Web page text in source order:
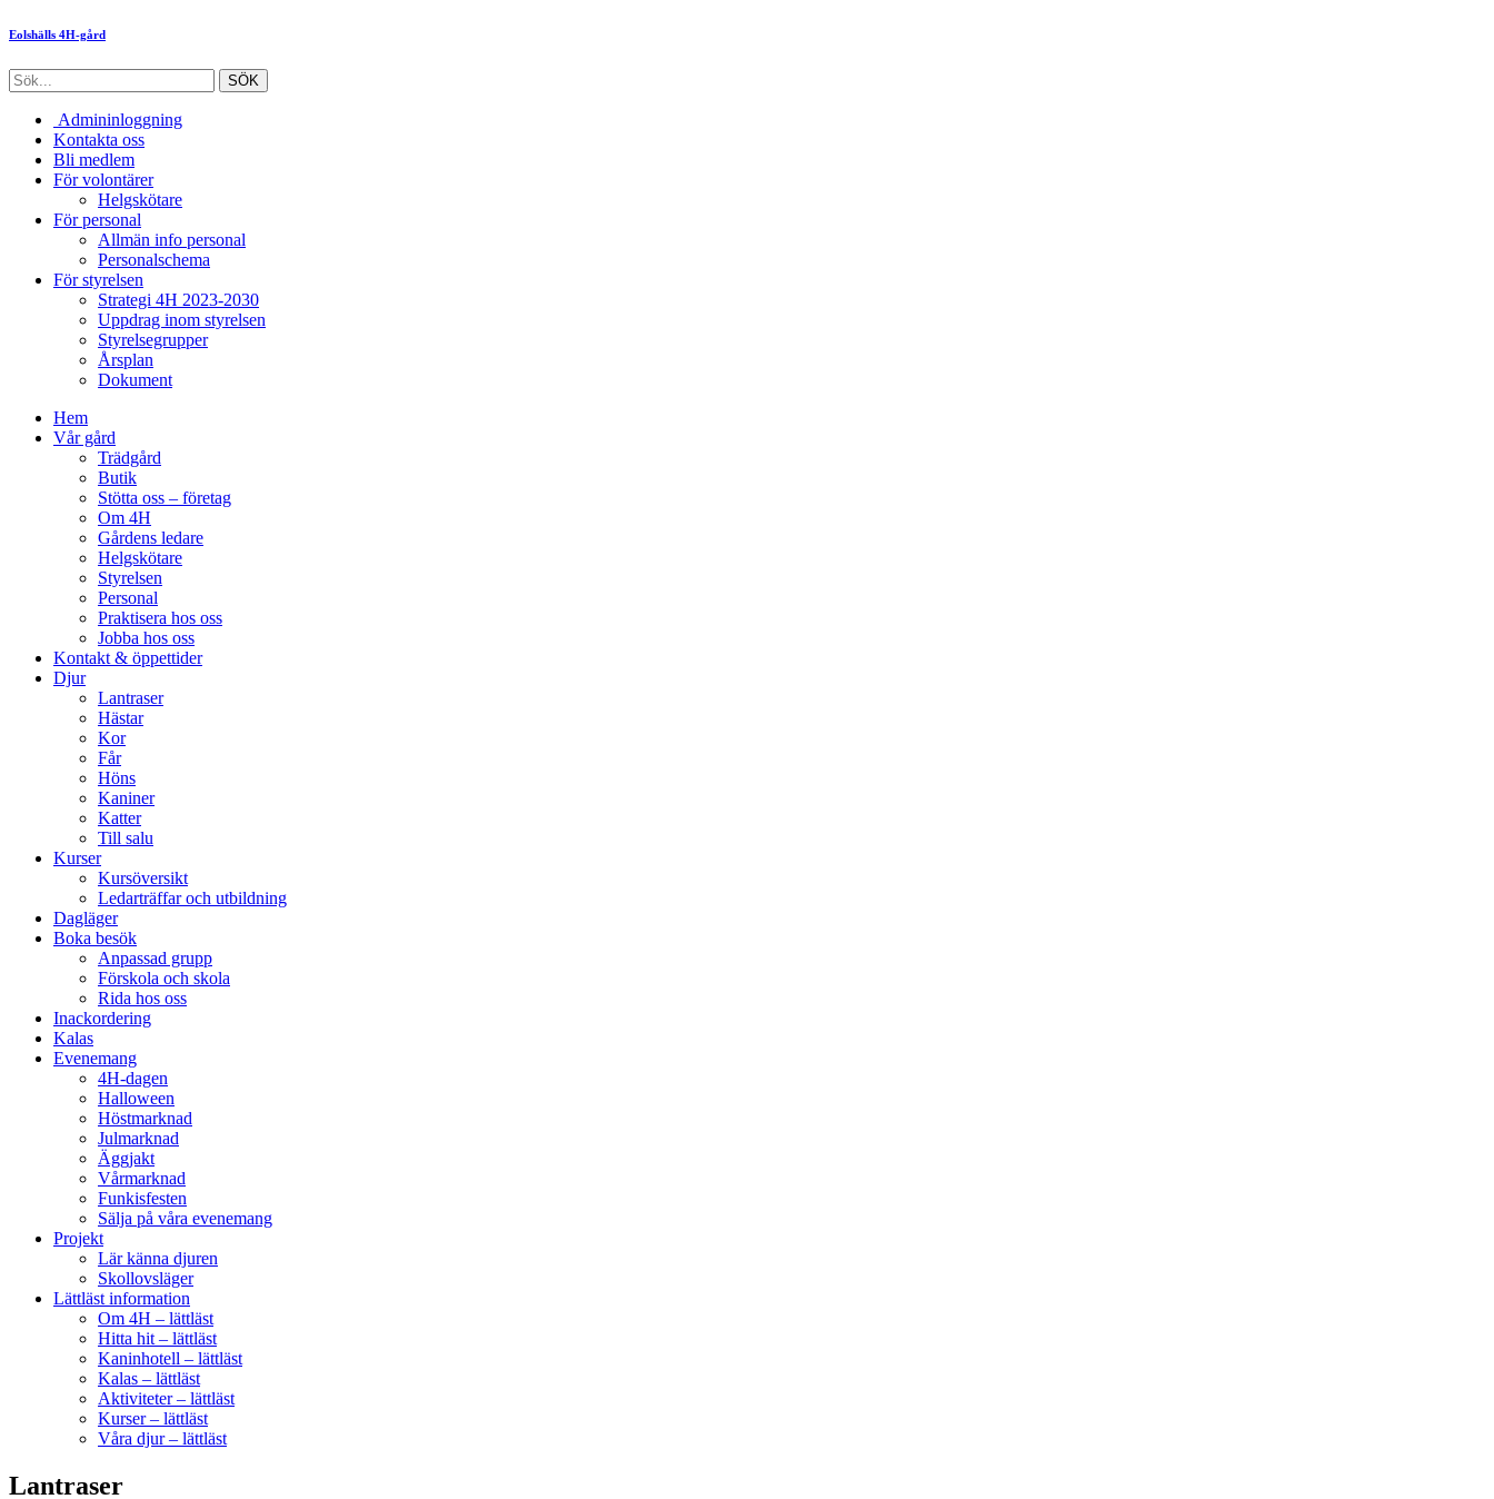
Eolshälls 4H-gård
Admininloggning
Kontakta oss
Bli medlem
För volontärer
Helgskötare
För personal
Allmän info personal
Personalschema
För styrelsen
Strategi 4H 2023-2030
Uppdrag inom styrelsen
Styrelsegrupper
Årsplan
Dokument
Hem
Vår gård
Trädgård
Butik
Stötta oss – företag
Om 4H
Gårdens ledare
Helgskötare
Styrelsen
Personal
Praktisera hos oss
Jobba hos oss
Kontakt & öppettider
Djur
Lantraser
Hästar
Kor
Får
Höns
Kaniner
Katter
Till salu
Kurser
Kursöversikt
Ledarträffar och utbildning
Dagläger
Boka besök
Anpassad grupp
Förskola och skola
Rida hos oss
Inackordering
Kalas
Evenemang
4H-dagen
Halloween
Höstmarknad
Julmarknad
Äggjakt
Vårmarknad
Funkisfesten
Sälja på våra evenemang
Projekt
Lär känna djuren
Skollovsläger
Lättläst information
Om 4H – lättläst
Hitta hit – lättläst
Kaninhotell – lättläst
Kalas – lättläst
Aktiviteter – lättläst
Kurser – lättläst
Våra djur – lättläst
Lantraser